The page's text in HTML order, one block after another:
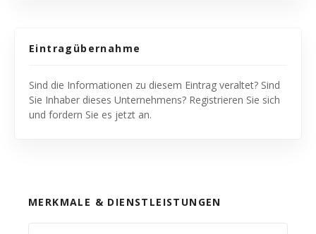
Eintragübernahme
Sind die Informationen zu diesem Eintrag veraltet? Sind
Sie Inhaber dieses Unternehmens? Registrieren Sie sich
und fordern Sie es jetzt an.
MERKMALE & DIENSTLEISTUNGEN